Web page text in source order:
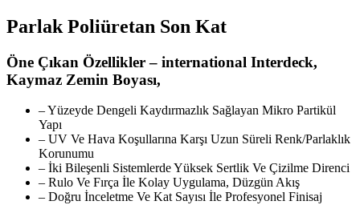
Parlak Poliüretan Son Kat
Öne Çıkan Özellikler – international Interdeck,
Kaymaz Zemin Boyası,
– Yüzeyde Dengeli Kaydırmazlık Sağlayan Mikro Partikül
Yapı
– UV Ve Hava Koşullarına Karşı Uzun Süreli Renk/Parlaklık
Korunumu
– İki Bileşenli Sistemlerde Yüksek Sertlik Ve Çizilme Direnci
– Rulo Ve Fırça İle Kolay Uygulama, Düzgün Akış
– Doğru İnceletme Ve Kat Sayısı İle Profesyonel Finisaj